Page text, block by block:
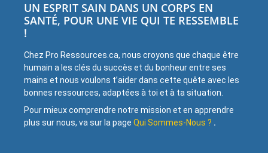
UN ESPRIT SAIN DANS UN CORPS EN
SANTÉ, POUR UNE VIE QUI TE RESSEMBLE
!
Chez Pro Ressources.ca, nous croyons que chaque être
humain a les clés du succès et du bonheur entre ses
mains et nous voulons t’aider dans cette quête avec les
bonnes ressources, adaptées à toi et à ta situation.
Pour mieux comprendre notre mission et en apprendre
plus sur nous, va sur la page Qui Sommes-Nous ? .